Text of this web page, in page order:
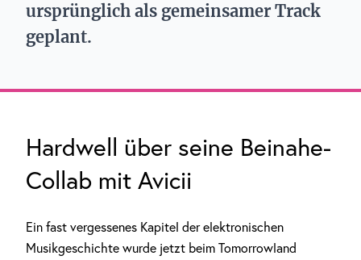
ursprünglich als gemeinsamer Track
geplant.
Hardwell über seine Beinahe-
Collab mit Avicii
Ein fast vergessenes Kapitel der elektronischen
Musikgeschichte wurde jetzt beim Tomorrowland